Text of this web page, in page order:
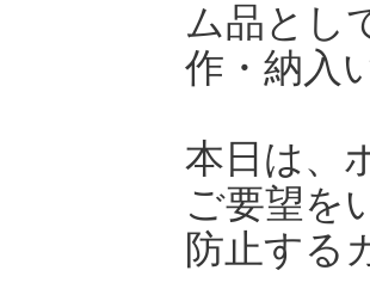
ム品とし
作・納入
本日は、
ご要望を
防止する